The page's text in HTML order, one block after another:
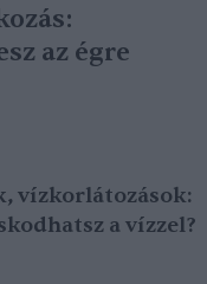
az égre
vízkorlátozások:
a vízzel?